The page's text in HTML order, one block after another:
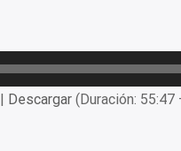
Descargar(Duración: 55:47